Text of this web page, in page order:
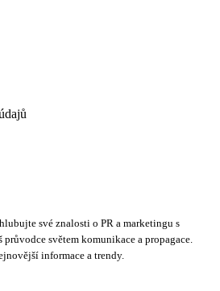
své znalosti o PR a marketingu s
průvodce světem komunikace a propagace.
informace a trendy.